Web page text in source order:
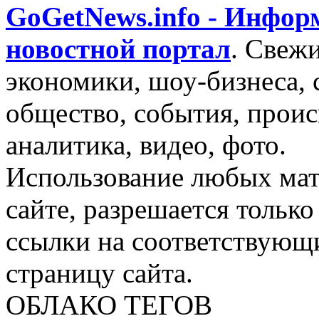
GoGetNews.info -
новостной портал.
экономики, шоу-бизнеса,
общество, события,
аналитика, видео, фото.
Использование любых
сайте, разрешается
ссылки на
страницу сайта.
ОБЛАКО ТЕГОВ